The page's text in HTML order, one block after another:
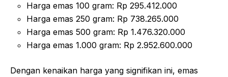
Harga emas 100 gram: Rp 295.412.000
Harga emas 250 gram: Rp 738.265.000
Harga emas 500 gram: Rp 1.476.320.000
Harga emas 1.000 gram: Rp 2.952.600.000
Dengan kenaikan harga yang signifikan ini, emas